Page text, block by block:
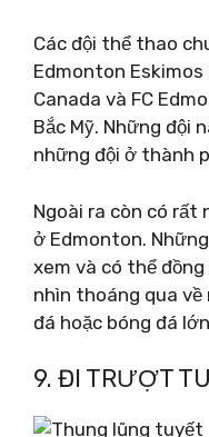
Các đội thể thao
Edmonton Eskimos
Canada và FC
Bắc Mỹ. Những đội
những đội ở thành
Ngoài ra còn có rất
ở Edmonton.
xem và có thể
nhìn thoáng qua về
đá hoặc bóng đá
9. ĐI TRƯỢT